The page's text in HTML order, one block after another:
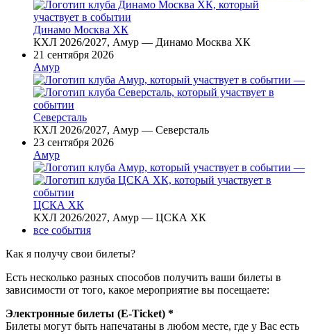
Динамо Москва ХК
КХЛ 2026/2027, Амур — Динамо Москва ХК
21 сентября 2026
Амур
—
Северсталь
КХЛ 2026/2027, Амур — Северсталь
23 сентября 2026
Амур
—
ЦСКА ХК
КХЛ 2026/2027, Амур — ЦСКА ХК
все события
Как я получу свои билеты?
Есть несколько разных способов получить ваши билеты в
зависимости от того, какое мероприятие вы посещаете:
Электронные билеты (E-Ticket) *
Билеты могут быть напечатаны в любом месте, где у Вас есть